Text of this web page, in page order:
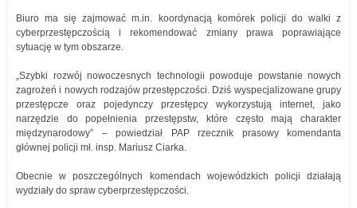
Biuro ma się zajmować m.in. koordynacją komórek policji do walki z
cyberprzestępczością i rekomendować zmiany prawa poprawiające
sytuację w tym obszarze.
„Szybki rozwój nowoczesnych technologii powoduje powstanie nowych
zagrożeń i nowych rodzajów przestępczości. Dziś wyspecjalizowane grupy
przestępcze oraz pojedynczy przestępcy wykorzystują internet, jako
narzędzie do popełnienia przestępstw, które często mają charakter
międzynarodowy” – powiedział PAP rzecznik prasowy komendanta
głównej policji mł. insp. Mariusz Ciarka.
Obecnie w poszczególnych komendach wojewódzkich policji działają
wydziały do spraw cyberprzestępczości.